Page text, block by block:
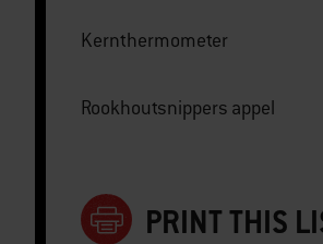
Kernthermometer
Rookhoutsnippers appel
PRINT THIS